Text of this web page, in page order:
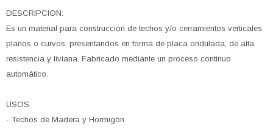
DESCRIPCION:
Es un material para construcción de techos y/o cerramientos verticales
planos o curvos, presentandos en forma de placa ondulada, de alta
resistencia y liviana. Fabricado mediante un proceso continuo
automático.
USOS:
- Techos de Madera y Hormigón